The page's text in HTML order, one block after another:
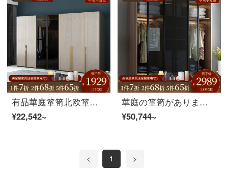
有品華庭箪笥北欧箪笥の主な寝床後の現代簡単な2/3/4/5ドアの箪笥の組み合わせが軽い豪華な板式ガラスの扉の外套の3つの箪笥[木門]
¥22,542~
華庭の箪笥があります。北欧の箪笥は簡単に現代の寝室で、障子のガラス戸の箪笥を押してスライドドアのロッカーに移します。
¥50,744~
< 1 >